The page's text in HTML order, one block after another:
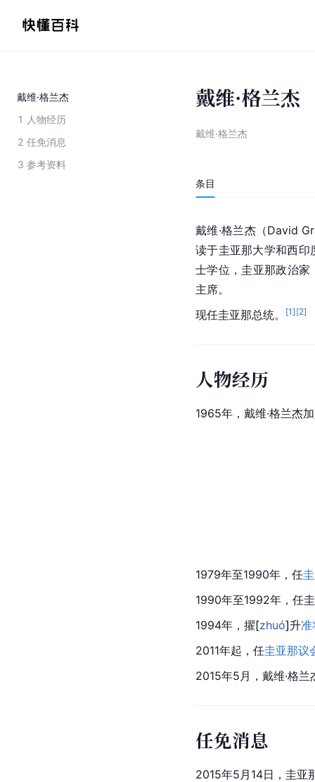
戴维·格兰杰
1 人物经历
2 任免消息
3 参考资料
戴维·格兰杰
戴维·格兰杰
条目
戴维·格兰杰（David
读于圭亚那大学和西印
士学位，圭亚那政治
主席。
现任圭亚那总统。
[1] [2]
人物经历
1965年，戴维·格兰杰
1979年至1990年，任
1990年至1992年，任
1994年， 擢[zhuó]升准
2011年起，任圭亚那议
2015年5月，戴维·格兰
任免消息
2015年5月14日，圭亚